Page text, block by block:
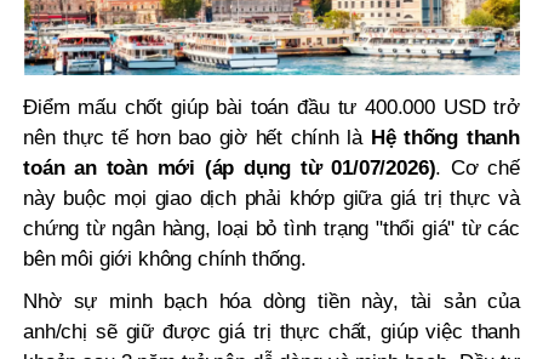
Điểm mấu chốt giúp bài toán đầu tư 400.000 USD trở
nên thực tế hơn bao giờ hết chính là Hệ thống thanh
toán an toàn mới (áp dụng từ 01/07/2026). Cơ chế
này buộc mọi giao dịch phải khớp giữa giá trị thực và
chứng từ ngân hàng, loại bỏ tình trạng "thổi giá" từ các
bên môi giới không chính thống.
Nhờ sự minh bạch hóa dòng tiền này, tài sản của
anh/chị sẽ giữ được giá trị thực chất, giúp việc thanh